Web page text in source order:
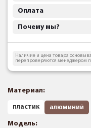
Оплата
Почему мы?
Наличие и цена товара
перепроверяются менеджером
Материал:
пластик алюминий
Модель: